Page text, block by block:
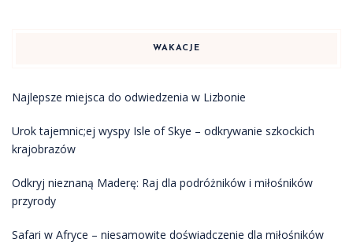
WAKACJE
Najlepsze miejsca do odwiedzenia w Lizbonie
Urok tajemnic;ej wyspy Isle of Skye – odkrywanie szkockich
krajobrazów
Odkryj nieznaną Maderę: Raj dla podróżników i miłośników
przyrody
Safari w Afryce – niesamowite doświadczenie dla miłośników